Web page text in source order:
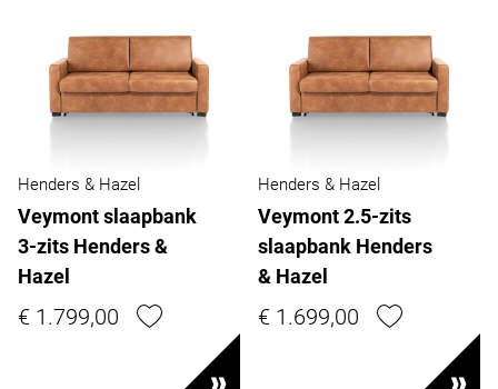
Henders & Hazel
Veymont slaapbank
3-zits Henders &
Hazel
€ 1.799,00
Henders & Hazel
Veymont 2.5-zits
slaapbank Henders
& Hazel
€ 1.699,00